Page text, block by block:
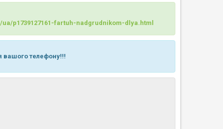
p1739127161-fartuh-nadgrudnikom-dlya.html
вашого телефону!!!